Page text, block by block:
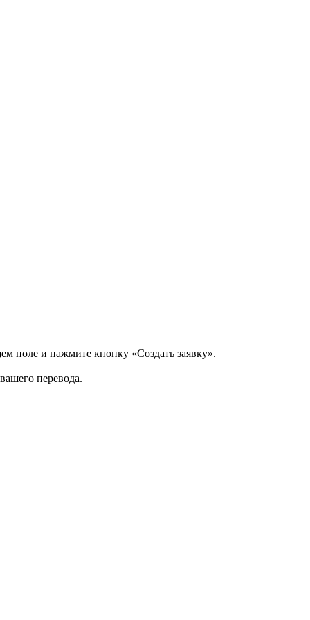
поле и нажмите кнопку «Создать заявку».
перевода.